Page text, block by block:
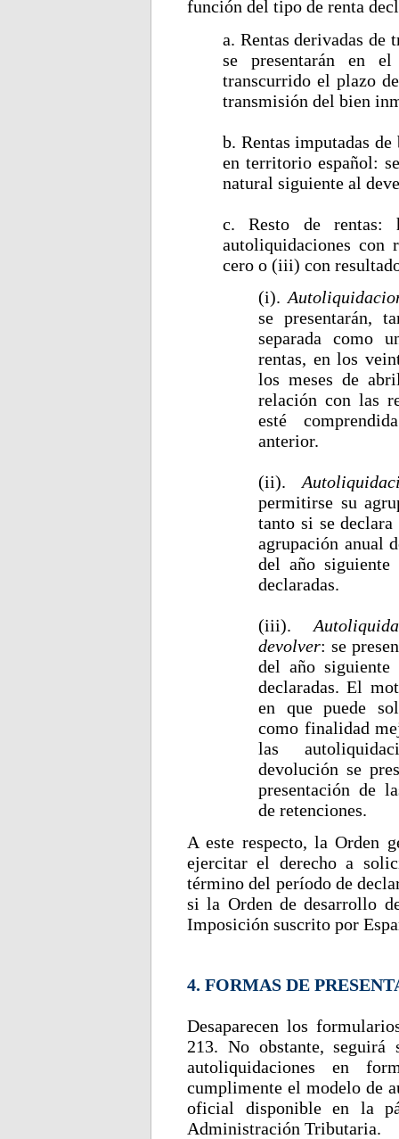
función del tipo de renta
a. Rentas derivadas de
se presentarán en
transcurrido el plazo
transmisión del bien
b. Rentas imputadas
en territorio español:
natural siguiente al
c. Resto de rentas:
autoliquidaciones con
cero o (iii) con
(i).
se presentarán,
separada como
rentas, en los
los meses de
relación con las
esté
anterior.
(ii).
permitirse su
tanto si se declara
agrupación anual
del año siguiente
declaradas.
(iii).
devolver: se
del año siguiente
declaradas. El
en que puede
como finalidad
las
devolución se
presentación de
de retenciones.
A este respecto, la Orden
ejercitar el derecho a
término del período de
si la Orden de desarrollo
Imposición suscrito por
4. FORMAS DE
Desaparecen los
213. No obstante, seguirá
autoliquidaciones en
cumplimente el modelo de
oficial disponible en la
Administración Tributaria.